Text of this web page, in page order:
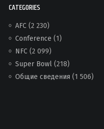
CATEGORIES
AFC(2 230)
Conference (1)
NFC(2 099)
Super Bowl(218)
Общие сведения (1 506)